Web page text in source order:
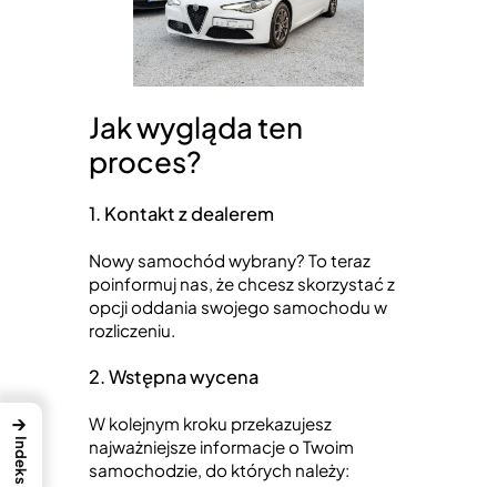
Jak wygląda ten
proces?
1. Kontakt z dealerem
Nowy samochód wybrany? To teraz
poinformuj nas, że chcesz skorzystać z
opcji oddania swojego samochodu w
rozliczeniu.
2. Wstępna wycena
W kolejnym kroku przekazujesz
najważniejsze informacje o Twoim
samochodzie, do których należy:
→
Indeks